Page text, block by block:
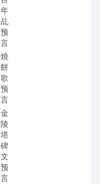
年
乩
预
言
燒
餅
歌
预
言
金
陵
塔
碑
文
预
言